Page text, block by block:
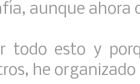
aunque ahora
todo esto y
he